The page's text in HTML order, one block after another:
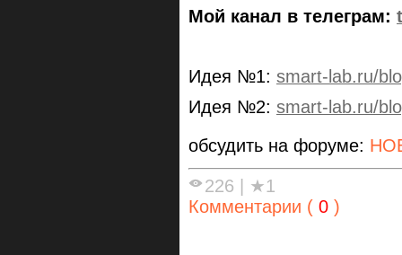
Мой канал в телеграм:
Идея №1: smart-lab.ru/
Идея №2: smart-lab.ru/
обсудить на форуме:
226
★1
Комментарии ( 0 )